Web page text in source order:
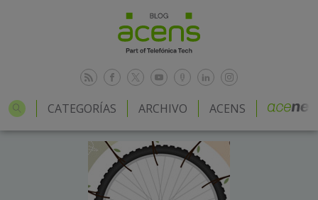
CATEGORÍAS ARCHIVO ACENS